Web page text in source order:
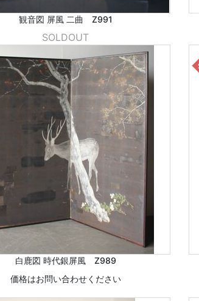
観音図 屏風 二曲 Z991
SOLDOUT
白鹿図 時代銀屏風 Z989
価格はお問い合わせください